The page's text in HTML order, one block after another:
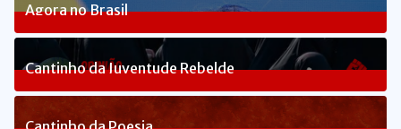
Agora no Brasil
234Posts
Cantinho da Juventude Rebelde
3Posts